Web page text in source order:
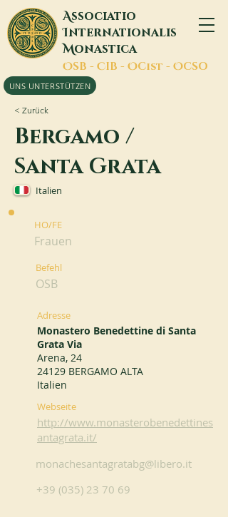
Associatio
Internationalis
Monastica
OSB - CIB - OCist - OCSO
UNS UNTERSTÜTZEN
< Zurück
Bergamo /
Santa Grata
Italien
HO/FE
Frauen
Befehl
OSB
Adresse
Monastero Benedettine di Santa
Grata Via
Arena, 24
24129 BERGAMO ALTA
Italien
Webseite
http://www.monasterobenedettines
antagrata.it/
monachesantagratabg@libero.it
+39 (035) 23 70 69